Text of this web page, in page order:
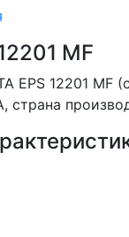
MF
EPS 12201 MF
страна